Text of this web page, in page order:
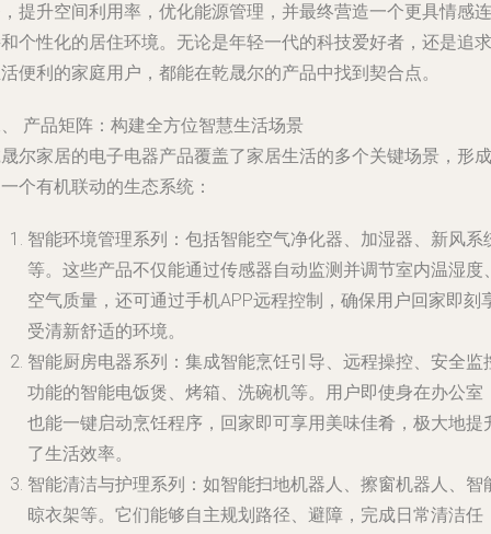
提升空间利用率，优化能源管理，并最终营造一个更具情感连
个性化的居住环境。无论是年轻一代的科技爱好者，还是追求
便利的家庭用户，都能在乾晟尔的产品中找到契合点。
产品矩阵：构建全方位智慧生活场景
尔家居的电子电器产品覆盖了家居生活的多个关键场景，形成
个有机联动的生态系统：
智能环境管理系列 ：包括智能空气净化器、加湿器、新风系
等。这些产品不仅能通过传感器自动监测并调节室内温湿度
空气质量，还可通过手机APP远程控制，确保用户回家即刻
受清新舒适的环境。
智能厨房电器系列 ：集成智能烹饪引导、远程操控、安全监
功能的智能电饭煲、烤箱、洗碗机等。用户即使身在办公室
也能一键启动烹饪程序，回家即可享用美味佳肴，极大地提
了生活效率。
智能清洁与护理系列 ：如智能扫地机器人、擦窗机器人、智
晾衣架等。它们能够自主规划路径、避障，完成日常清洁任